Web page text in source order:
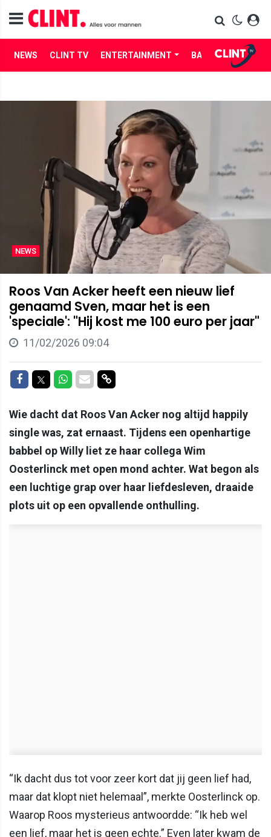
NEWS CLINT TV ENTERTAINMENT BABES LIFE
NEWS
Roos Van Acker heeft een nieuw lief
genaamd Sven, maar het is een
'speciale': "Hij kost me 100 euro per jaar"
11/02/2026 09:04
Delen op Facebook
Delen op Twitter
Delen op Whatsapp
Delen via Mail
Delen via link
Wie dacht dat Roos Van Acker nog altijd happily
single was, zat ernaast. Tijdens een openhartige
babbel op Willy liet ze haar collega Wim
Oosterlinck met open mond achter. Wat begon als
een luchtige grap over haar liefdesleven, draaide
plots uit op een opvallende onthulling.
“Ik dacht dus tot voor zeer kort dat jij geen lief had,
maar dat klopt niet helemaal”, merkte Oosterlinck op.
Waarop Roos mysterieus antwoordde: “Ik heb wel
een lief, maar het is geen echte.” Even later kwam de